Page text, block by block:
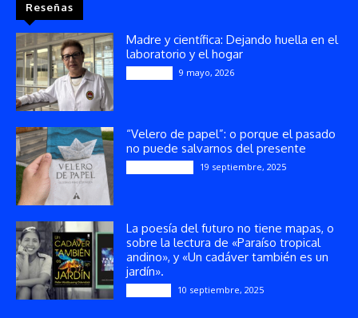
Reseñas
Madre y científica: Dejando huella en el
laboratorio y el hogar
9 mayo, 2026
“Velero de papel”: o porque el pasado
no puede salvarnos del presente
19 septiembre, 2025
La poesía del futuro no tiene mapas, o
sobre la lectura de «Paraíso tropical
andino», y «Un cadáver también es un
jardín».
10 septiembre, 2025